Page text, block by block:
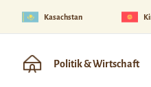
Kasachstan
Politik & Wirtschaft